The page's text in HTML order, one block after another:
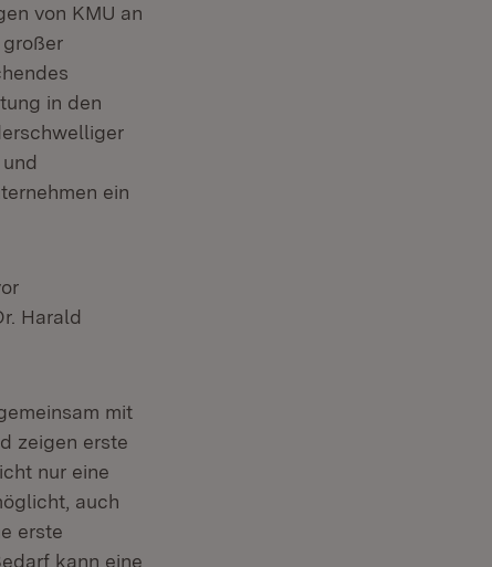
von KMU an
in den
ein
Harald
mit
zeigen erste
nur eine
auch
erste
kann eine